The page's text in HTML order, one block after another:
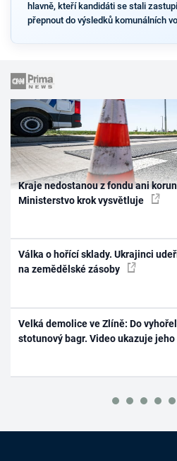
hlavně, kteří kandidáti se stali
přepnout do výsledků komunálních
Kraje nedostanou z fondu ani
Ministerstvo krok vysvětluje
Válka o hořící sklady. Ukrajinci
na zemědělské zásoby
Velká demolice ve Zlíně: Do
stotunový bagr. Video ukazuje